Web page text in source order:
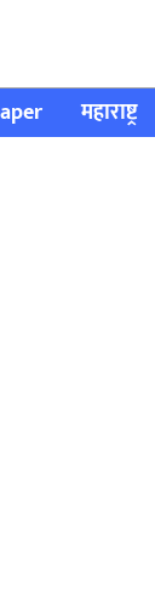
महाराष्ट्र